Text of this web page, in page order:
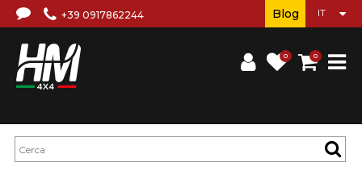
+39 0917862244
0 0
Blog